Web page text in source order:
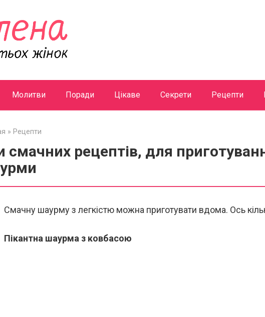
Молитви Поради Цікаве Секрети Рецепти
» Рецепти
смачних рецептів, для
Смачну шаурму з легкістю можна приготувати вдома. Ось
Пікантна шаурма з ковбасою